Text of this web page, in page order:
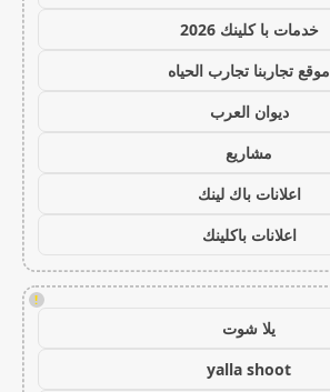
خدمات با كلينك 2026
موقع تجاربنا تجارب الحياه
ديوان العرب
مشاريع
اعلانات باك لينك
اعلانات باكلينك
!
يلا شوت
yalla shoot